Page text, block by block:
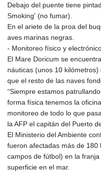
Debajo del puente tiene
Smoking' (no fumar).
En el ariete de la proa del
aves marinas negras.
- Monitoreo físico y
El Mare Doricum se
náuticas (unos 10
que el resto de las naves
“Siempre estamos
forma física tenemos la
monitoreo de todo lo que
la AFP el capitán del Puerto
El Ministerio del Ambiente
fueron afectadas más de
campos de fútbol) en la
superficie en el mar.